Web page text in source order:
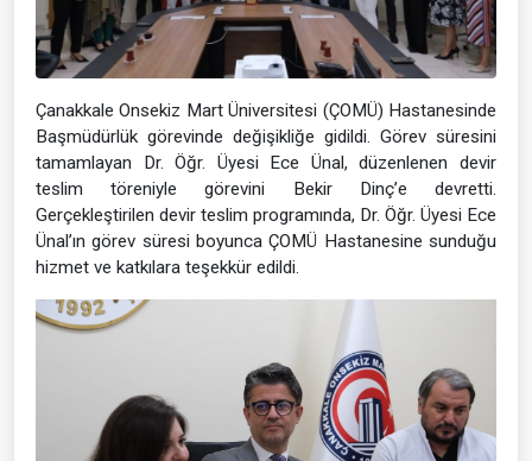
Çanakkale Onsekiz Mart Üniversitesi (ÇOMÜ) Hastanesinde
Başmüdürlük görevinde değişikliğe gidildi. Görev süresini
tamamlayan Dr. Öğr. Üyesi Ece Ünal, düzenlenen devir
teslim töreniyle görevini Bekir Dinç’e devretti.
Gerçekleştirilen devir teslim programında, Dr. Öğr. Üyesi Ece
Ünal’ın görev süresi boyunca ÇOMÜ Hastanesine sunduğu
hizmet ve katkılara teşekkür edildi.